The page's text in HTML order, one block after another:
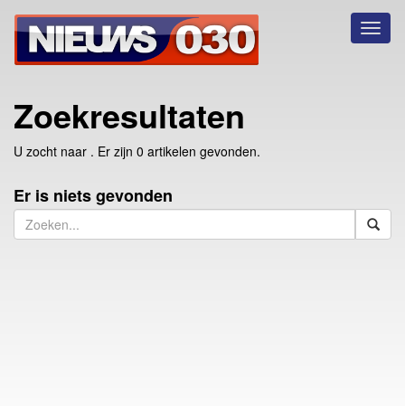
Zoekresultaten
U zocht naar . Er zijn 0 artikelen gevonden.
Er is niets gevonden